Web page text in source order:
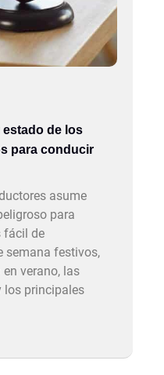
estado de los
para conducir
asume
para
fácil de
semana festivos,
en verano, las
los principales